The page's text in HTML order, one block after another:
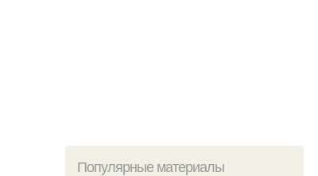
Популярные материалы